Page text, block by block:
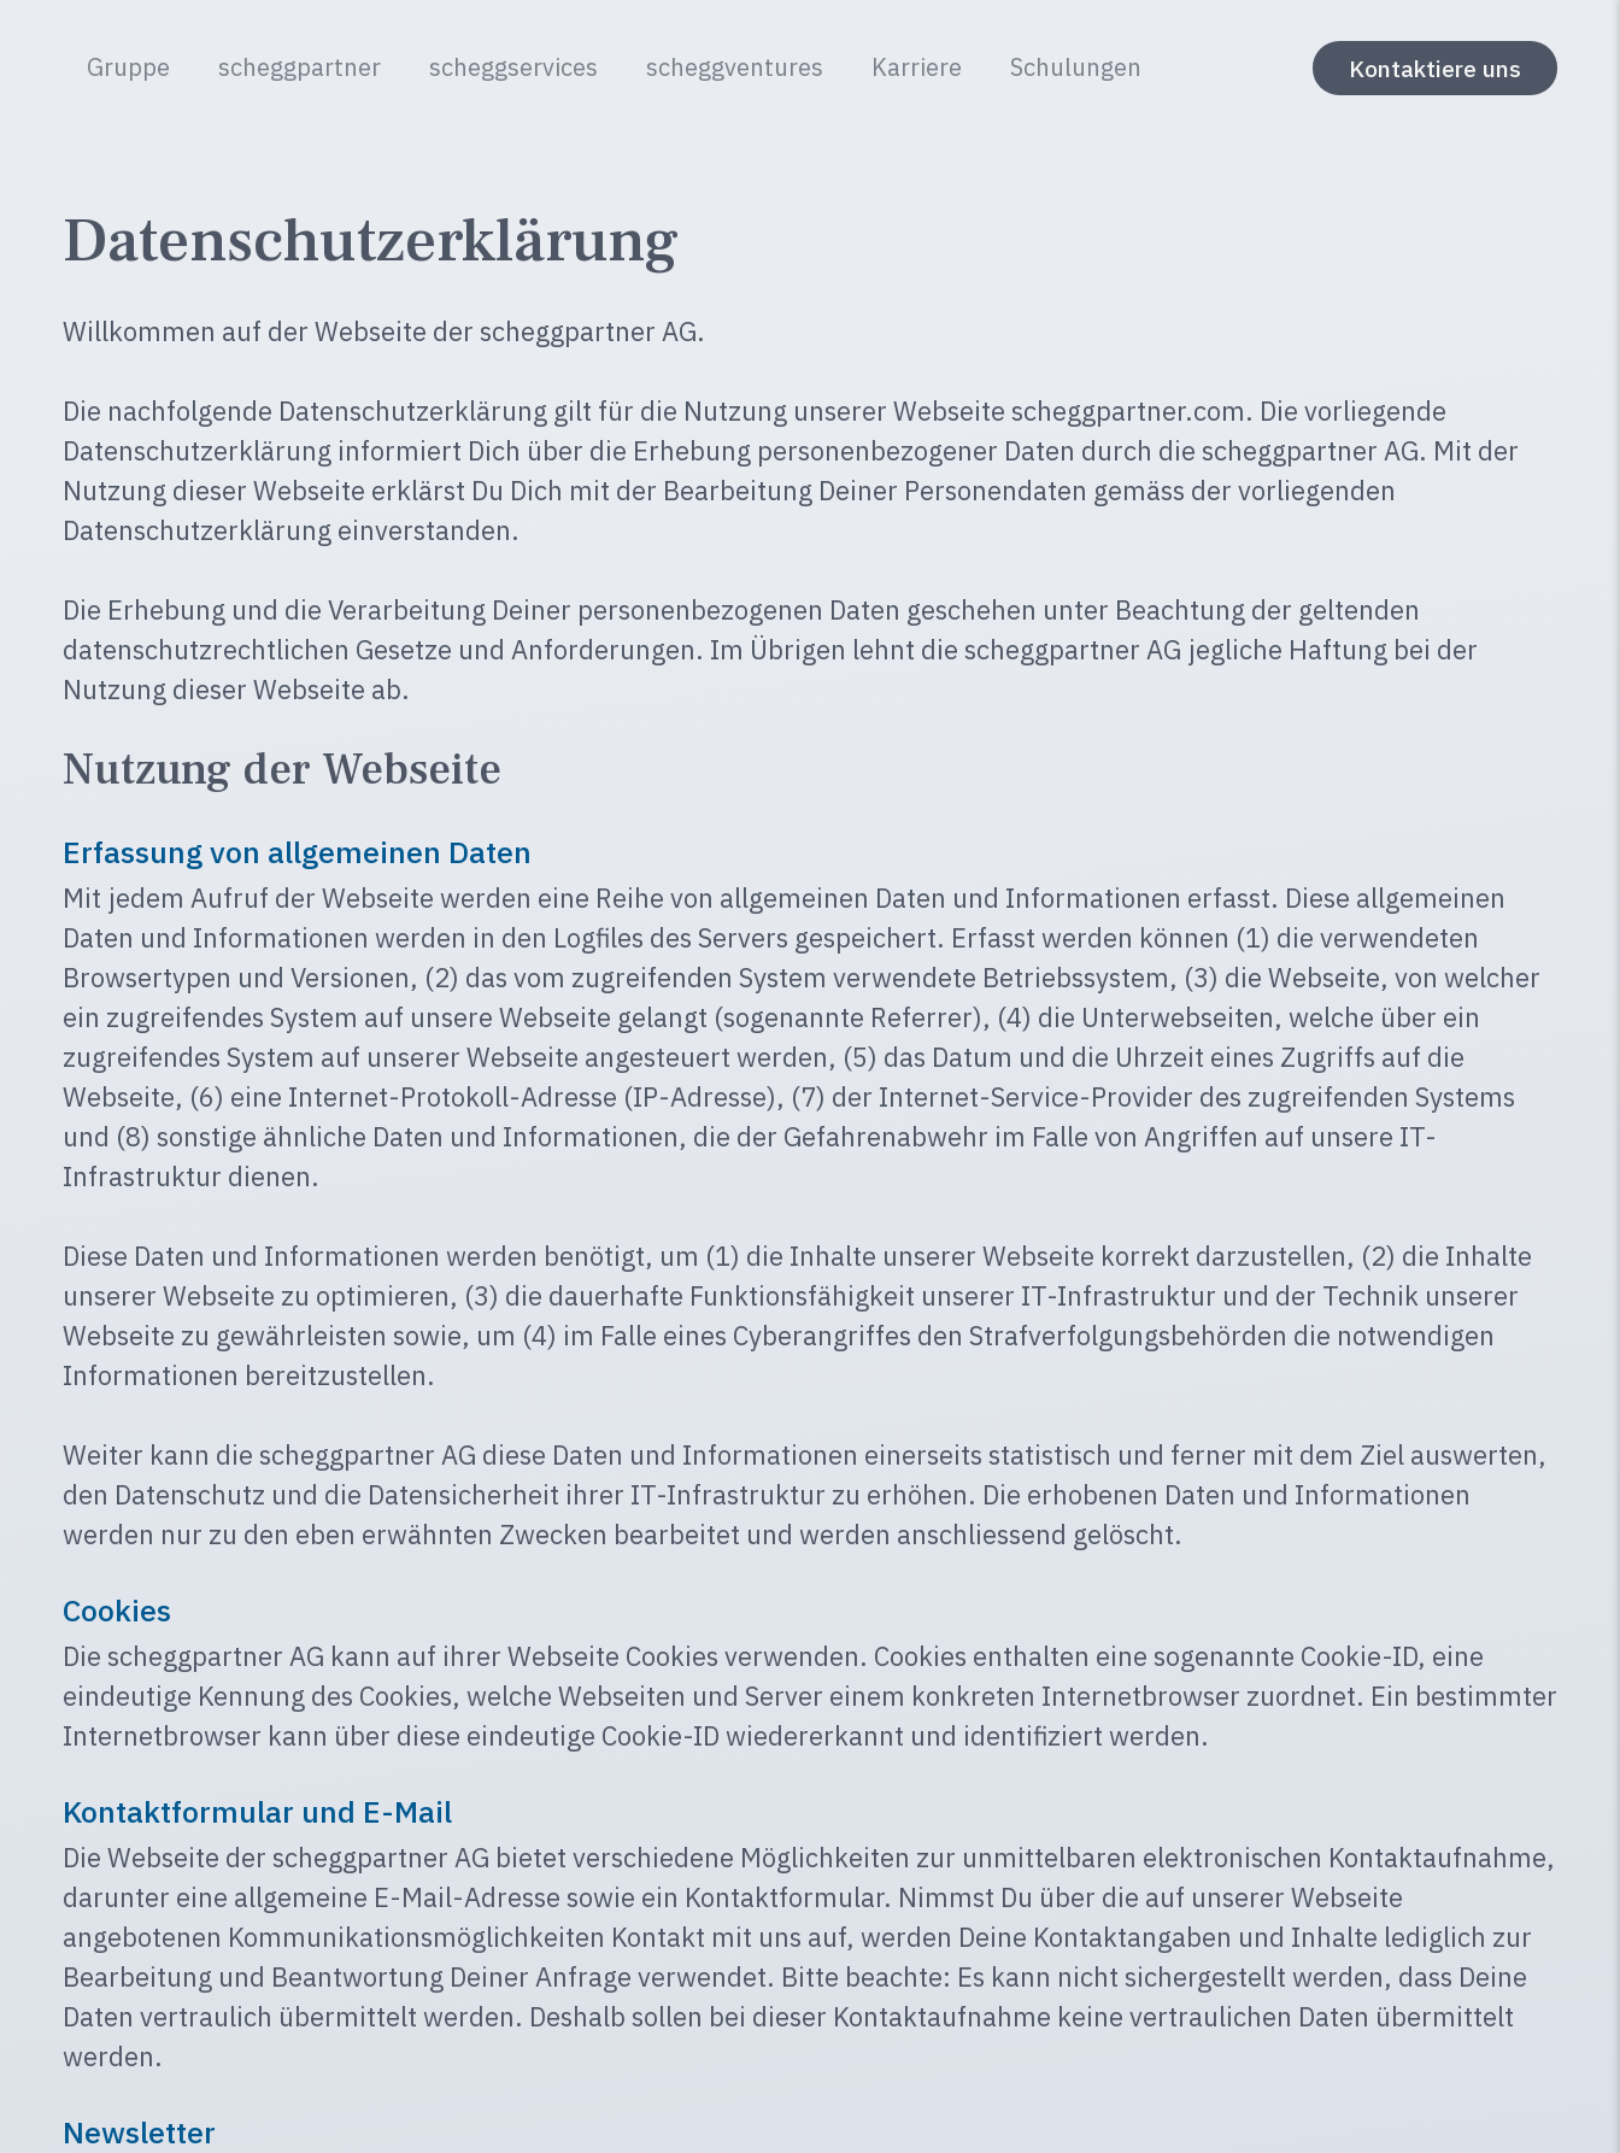
Gruppe scheggpartner scheggservices scheggventures Karriere Schulungen Kontaktiere uns
Datenschutzerklärung
Willkommen auf der Webseite der scheggpartner AG.
Die nachfolgende Datenschutzerklärung gilt für die Nutzung unserer Webseite scheggpartner.com. Die vorliegende
Datenschutzerklärung informiert Dich über die Erhebung personenbezogener Daten durch die scheggpartner AG. Mit der
Nutzung dieser Webseite erklärst Du Dich mit der Bearbeitung Deiner Personendaten gemäss der vorliegenden
Datenschutzerklärung einverstanden.
Die Erhebung und die Verarbeitung Deiner personenbezogenen Daten geschehen unter Beachtung der geltenden
datenschutzrechtlichen Gesetze und Anforderungen. Im Übrigen lehnt die scheggpartner AG jegliche Haftung bei der
Nutzung dieser Webseite ab.
Nutzung der Webseite
Erfassung von allgemeinen Daten
Mit jedem Aufruf der Webseite werden eine Reihe von allgemeinen Daten und Informationen erfasst. Diese allgemeinen
Daten und Informationen werden in den Logfiles des Servers gespeichert. Erfasst werden können (1) die verwendeten
Browsertypen und Versionen, (2) das vom zugreifenden System verwendete Betriebssystem, (3) die Webseite, von welcher
ein zugreifendes System auf unsere Webseite gelangt (sogenannte Referrer), (4) die Unterwebseiten, welche über ein
zugreifendes System auf unserer Webseite angesteuert werden, (5) das Datum und die Uhrzeit eines Zugriffs auf die
Webseite, (6) eine Internet-Protokoll-Adresse (IP-Adresse), (7) der Internet-Service-Provider des zugreifenden Systems
und (8) sonstige ähnliche Daten und Informationen, die der Gefahrenabwehr im Falle von Angriffen auf unsere IT-
Infrastruktur dienen.
Diese Daten und Informationen werden benötigt, um (1) die Inhalte unserer Webseite korrekt darzustellen, (2) die Inhalte
unserer Webseite zu optimieren, (3) die dauerhafte Funktionsfähigkeit unserer IT-Infrastruktur und der Technik unserer
Webseite zu gewährleisten sowie, um (4) im Falle eines Cyberangriffes den Strafverfolgungsbehörden die notwendigen
Informationen bereitzustellen.
Weiter kann die scheggpartner AG diese Daten und Informationen einerseits statistisch und ferner mit dem Ziel auswerten,
den Datenschutz und die Datensicherheit ihrer IT-Infrastruktur zu erhöhen. Die erhobenen Daten und Informationen
werden nur zu den eben erwähnten Zwecken bearbeitet und werden anschliessend gelöscht.
Cookies
Die scheggpartner AG kann auf ihrer Webseite Cookies verwenden. Cookies enthalten eine sogenannte Cookie-ID, eine
eindeutige Kennung des Cookies, welche Webseiten und Server einem konkreten Internetbrowser zuordnet. Ein bestimmter
Internetbrowser kann über diese eindeutige Cookie-ID wiedererkannt und identifiziert werden.
Kontaktformular und E-Mail
Die Webseite der scheggpartner AG bietet verschiedene Möglichkeiten zur unmittelbaren elektronischen Kontaktaufnahme,
darunter eine allgemeine E-Mail-Adresse sowie ein Kontaktformular. Nimmst Du über die auf unserer Webseite
angebotenen Kommunikationsmöglichkeiten Kontakt mit uns auf, werden Deine Kontaktangaben und Inhalte lediglich zur
Bearbeitung und Beantwortung Deiner Anfrage verwendet. Bitte beachte: Es kann nicht sichergestellt werden, dass Deine
Daten vertraulich übermittelt werden. Deshalb sollen bei dieser Kontaktaufnahme keine vertraulichen Daten übermittelt
werden.
Newsletter